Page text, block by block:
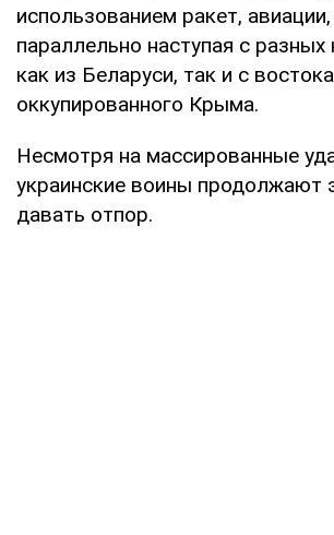
использованием ракет,
параллельно наступая с разных
как из Беларуси, так и с
оккупированного Крыма.
Несмотря на массированные
украинские воины продолжают
давать отпор.